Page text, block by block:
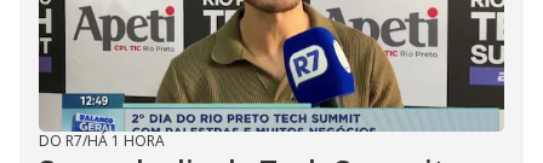
DO R7/HÁ 1 HORA